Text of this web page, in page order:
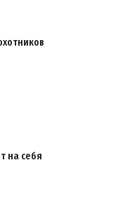
на себя